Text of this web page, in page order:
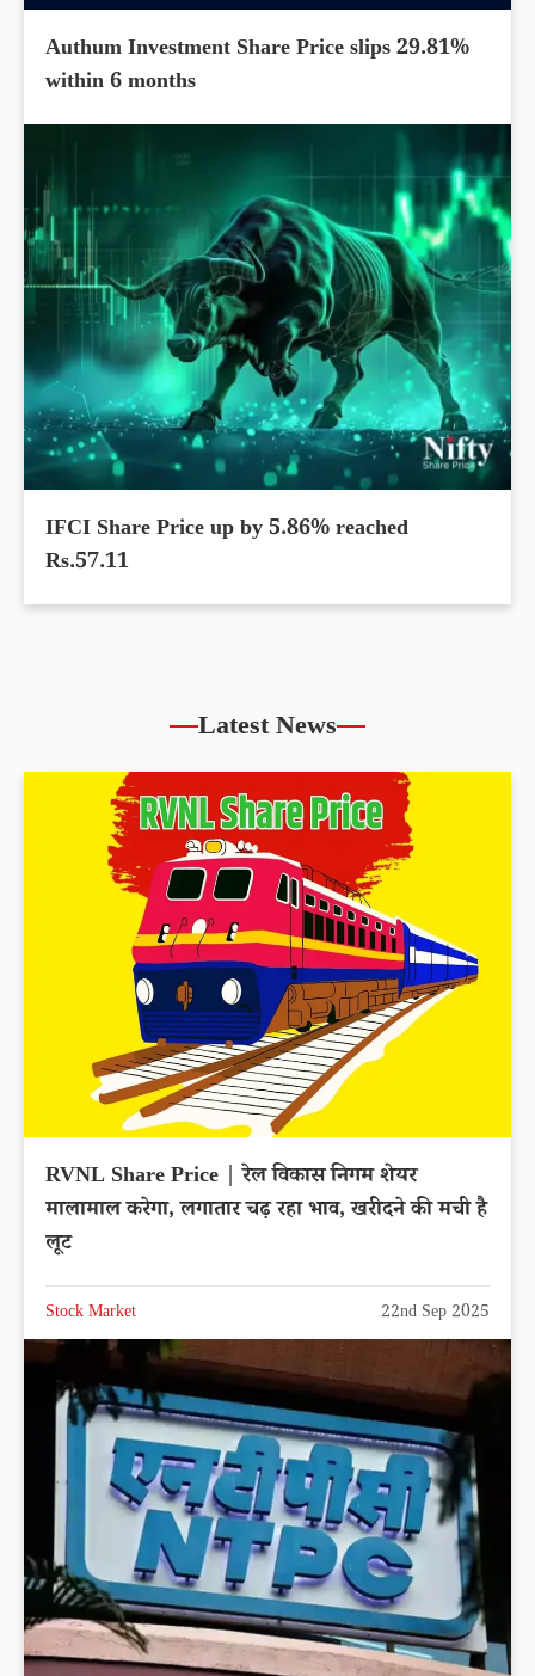
Authum Investment Share Price slips 29.81%
within 6 months
IFCI Share Price up by 5.86% reached
Rs.57.11
Latest News
RVNL Share Price | रेल विकास निगम शेयर
मालामाल करेगा, लगातार चढ़ रहा भाव, खरीदने की मची है
लूट
Stock Market 22nd Sep 2025